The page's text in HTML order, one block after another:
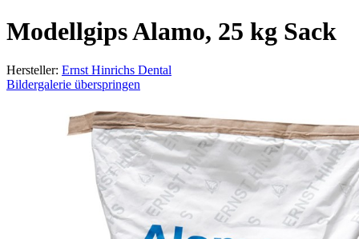
Modellgips Alamo, 25 kg Sack
Hersteller: Ernst Hinrichs Dental
Bildergalerie überspringen